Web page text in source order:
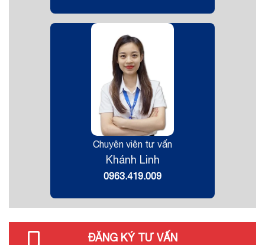
Chuyên viên tư vấn
Khánh Linh
0963.419.009
ĐĂNG KÝ TƯ VẤN